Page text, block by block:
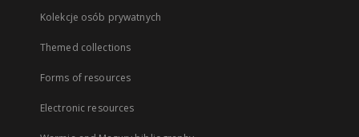
Kolekcje osób prywatnych
Themed collections
Forms of resources
Electronic resources